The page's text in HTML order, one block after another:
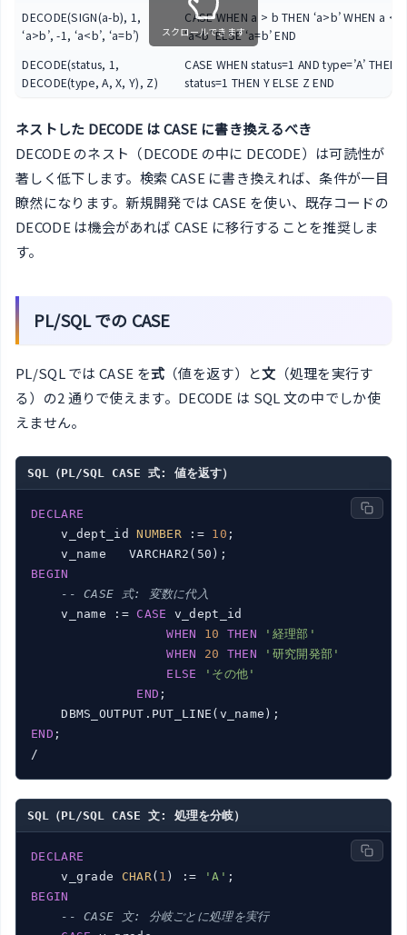
DECODE(SIGN(a-b), 1,
‘a>b’, -1, ‘a<b’, ‘a=b’)
CASE WHEN a > b THEN ‘a>b’ WHEN a <
‘a<b’ ELSE ‘a=b’ END
DECODE(status, 1,
DECODE(type, A, X, Y), Z)
CASE WHEN status=1 AND type=’A’ THEN
status=1 THEN Y ELSE Z END
スクロールできます
ネストした DECODE は CASE に書き換えるべき
DECODE のネスト（DECODE の中に DECODE）は可読性が
著しく低下します。検索 CASE に書き換えれば、条件が一目
瞭然になります。新規開発では CASE を使い、既存コードの
DECODE は機会があれば CASE に移行することを推奨しま
す。
PL/SQL での CASE
PL/SQL では CASE を式（値を返す）と文 （処理を実行す
る）の2 通りで使えます。DECODE は SQL 文の中でしか使
えません。
SQL（PL/SQL CASE 式: 値を返す）
DECLARE
    v_dept_id
NUMBER := 10 ;
BEGIN
-- CASE 式: 変数に代入
    v_name :=
CASE v_dept_id
WHEN
10 THEN
'経理部'
WHEN
20 THEN
'研究開発部'
ELSE
'その他'
END ;
END ;
SQL（PL/SQL CASE 文: 処理を分岐）
DECLARE
    v_grade
CHAR ( 1 ) := 'A'
BEGIN
-- CASE 文: 分岐ごとに処理を実行